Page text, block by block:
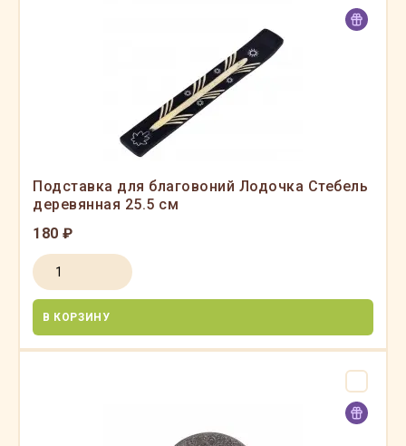
Подставка для благовоний Лодочка Стебель
деревянная 25.5 см
180 ₽
В КОРЗИНУ